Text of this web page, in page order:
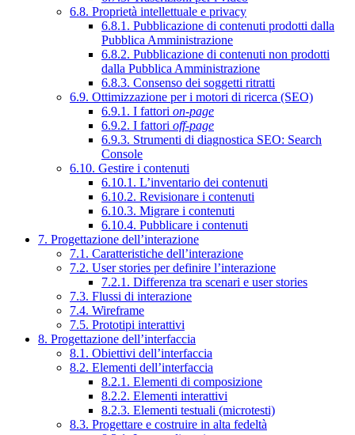
6.8. Proprietà intellettuale e privacy
6.8.1. Pubblicazione di contenuti prodotti dalla
Pubblica Amministrazione
6.8.2. Pubblicazione di contenuti non prodotti
dalla Pubblica Amministrazione
6.8.3. Consenso dei soggetti ritratti
6.9. Ottimizzazione per i motori di ricerca (SEO)
6.9.1. I fattori on-page
6.9.2. I fattori off-page
6.9.3. Strumenti di diagnostica SEO: Search
Console
6.10. Gestire i contenuti
6.10.1. L’inventario dei contenuti
6.10.2. Revisionare i contenuti
6.10.3. Migrare i contenuti
6.10.4. Pubblicare i contenuti
7. Progettazione dell’interazione
7.1. Caratteristiche dell’interazione
7.2. User stories per definire l’interazione
7.2.1. Differenza tra scenari e user stories
7.3. Flussi di interazione
7.4. Wireframe
7.5. Prototipi interattivi
8. Progettazione dell’interfaccia
8.1. Obiettivi dell’interfaccia
8.2. Elementi dell’interfaccia
8.2.1. Elementi di composizione
8.2.2. Elementi interattivi
8.2.3. Elementi testuali (microtesti)
8.3. Progettare e costruire in alta fedeltà